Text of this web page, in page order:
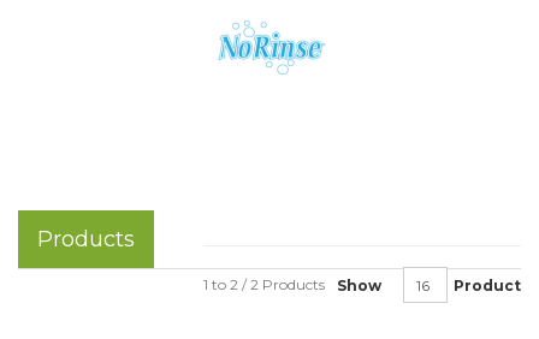
Products
Show Product
1 to 2 / 2 Products